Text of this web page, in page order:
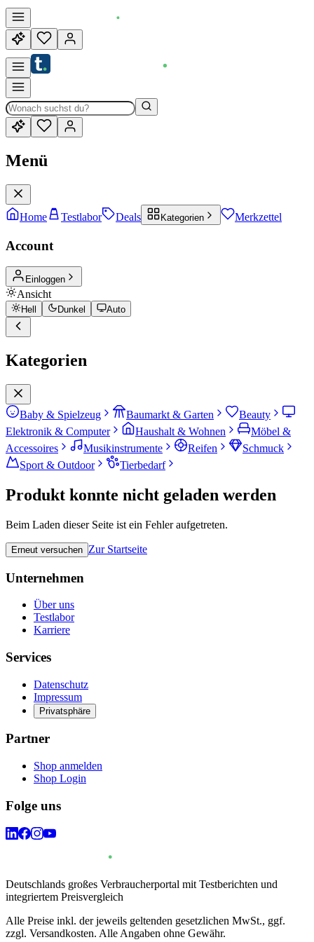
Menü
Home Testlabor Deals Kategorien Merkzettel
Account
Einloggen
Ansicht
Hell Dunkel Auto
Kategorien
Baby & Spielzeug Baumarkt & Garten
Beauty
Elektronik & Computer
Haushalt & Wohnen
Möbel &
Accessoires
Musikinstrumente Reifen
Schmuck
Sport & Outdoor
Tierbedarf
Produkt konnte nicht geladen werden
Beim Laden dieser Seite ist ein Fehler aufgetreten.
Erneut versuchen Zur Startseite
Unternehmen
Über uns
Testlabor
Karriere
Services
Datenschutz
Impressum
Privatsphäre
Partner
Shop anmelden
Shop Login
Folge uns
Deutschlands großes Verbraucherportal mit Testberichten und
integriertem Preisvergleich
Alle Preise inkl. der jeweils geltenden gesetzlichen MwSt., ggf.
zzgl. Versandkosten. Alle Angaben ohne Gewähr.